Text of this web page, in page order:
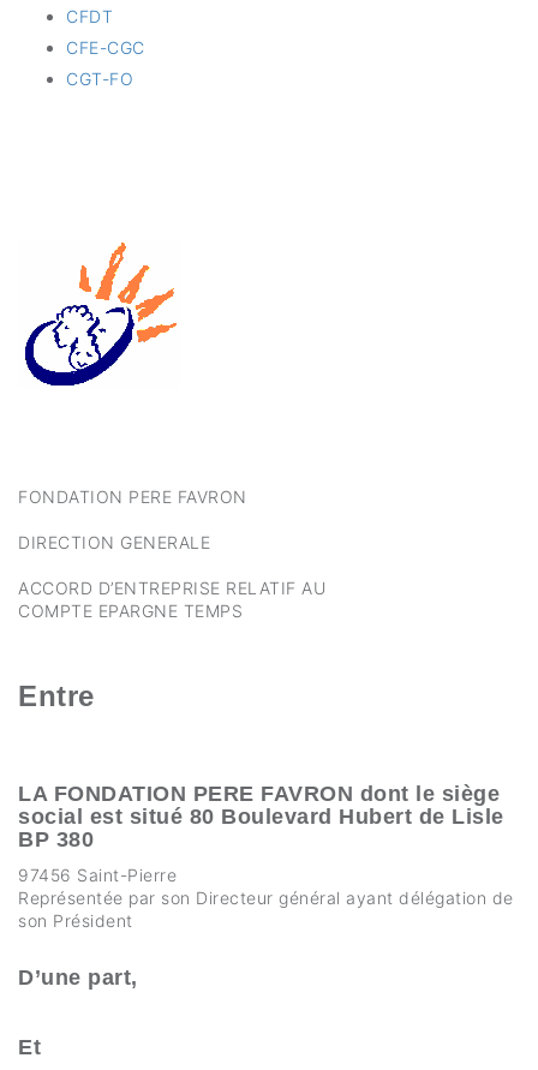
CFDT
CFE-CGC
CGT-FO
FONDATION PERE FAVRON
DIRECTION GENERALE
ACCORD D’ENTREPRISE RELATIF AU
COMPTE EPARGNE TEMPS
Entre
LA FONDATION PERE FAVRON dont le siège
social est situé 80 Boulevard Hubert de Lisle
BP 380
97456 Saint-Pierre
Représentée par son Directeur général ayant délégation de
son Président
D’une part,
Et